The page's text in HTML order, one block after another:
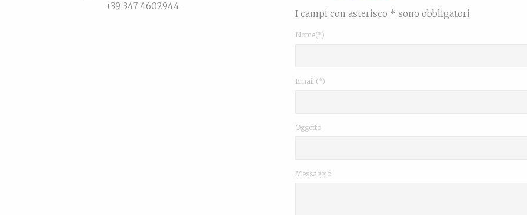
+39 347 4602944
I campi con asterisco * sono obbligatori
Nome(*)
Email (*)
Oggetto
Messaggio